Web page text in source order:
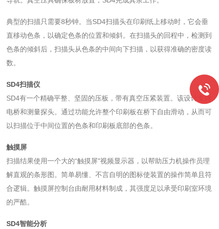
典型的扫描只需要8秒钟。当SD4扫描头在印刷纸上移动时，它会垂
直移动色条，以确定色条的位置和倾斜。在扫描头的回程中，检测到
色条的倾斜后，扫描头从色条的中间向下扫描，以获得准确的密度读
数。
SD4扫描仪
SD4有一个精确平整、坚固的压板，带有真空压紧装置。该设计支持
电桥和测量探头。通过功能允许整个印刷板在桥下自由滑动，从而可
以扫描位于中间位置的色条和印刷板底部的色条。
触摸屏
扫描结果使用一个大的“触摸屏"视频显示器，以帮助压力机操作员理
解直观的条形图。简单易懂、不言自明的图标使装置的操作简单且符
合逻辑。触摸屏控制台由耐用材料制成，其强度足以承受印刷室环境
的严酷。
SD4智能分析